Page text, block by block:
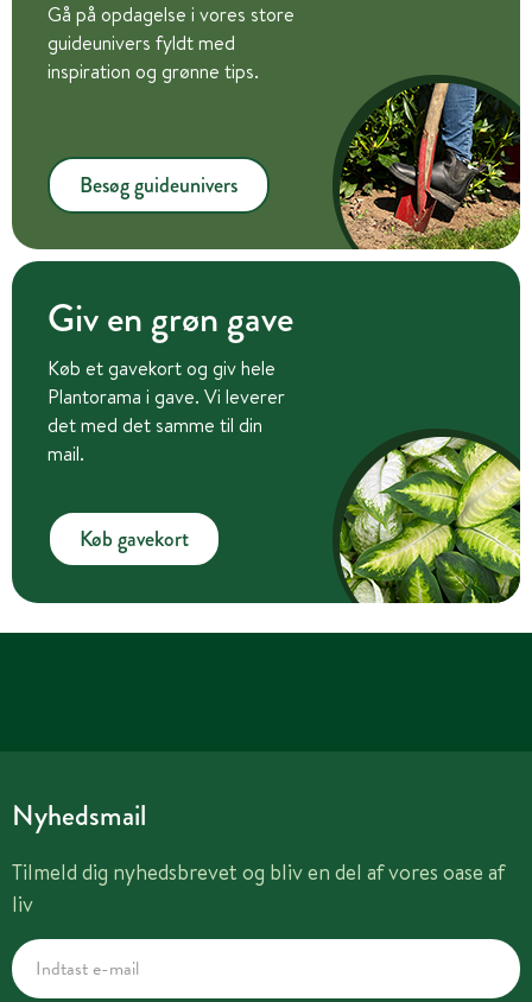
Gå på opdagelse i vores store
guideunivers fyldt med
inspiration og grønne tips.
Besøg guideunivers
Giv en grøn gave
Køb et gavekort og giv hele
Plantorama i gave. Vi leverer
det med det samme til din
mail.
Køb gavekort
Nyhedsmail
Tilmeld dig nyhedsbrevet og bliv en del af vores oase af
liv